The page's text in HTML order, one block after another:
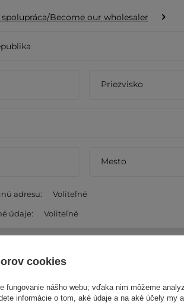
Become our wholesaler
Priezvisko
Mesto
adresu: Voliteľné
údaje: Voliteľné
meno
cookies
fungovanie nášho webu; vďaka nim môžeme
informácie o tom, aké údaje a na aké účely my